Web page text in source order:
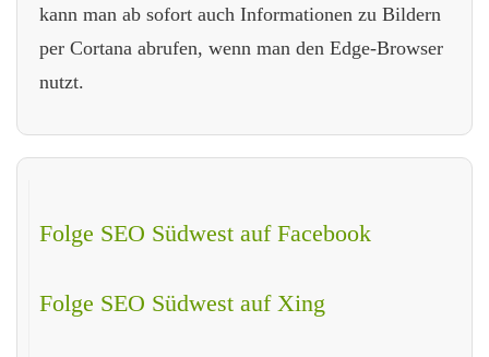
kann man ab sofort auch Informationen zu Bildern
per Cortana abrufen, wenn man den Edge-Browser
nutzt.
Folge SEO Südwest auf Facebook
Folge SEO Südwest auf Xing